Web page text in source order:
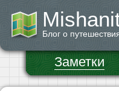
Блог о
Заметки